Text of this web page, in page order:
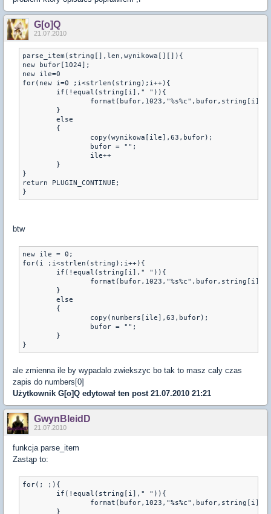
G[o]Q
21.07.2010
parse_item(string[],len,wynikowa[][]){
new bufor[1024];
new ile=0
for(new i=0 ;i<strlen(string);i++){
        if(!equal(string[i]," ")){
                format(bufor,1023,"%s%c",bufor,string[i]);
        }
        else
        {
                copy(wynikowa[ile],63,bufor);
                bufor = "";
                ile++
        }
}
return PLUGIN_CONTINUE;
}
btw
new ile = 0;
for(i ;i<strlen(string);i++){
        if(!equal(string[i]," ")){
                format(bufor,1023,"%s%c",bufor,string[i]);
        }
        else
        {
                copy(numbers[ile],63,bufor);
                bufor = "";
        }
}
ale zmienna ile by wypadalo zwiekszyc bo tak to masz caly czas
zapis do numbers[0]
Użytkownik G[o]Q edytował ten post 21.07.2010 21:21
GwynBleidD
21.07.2010
funkcja parse_item
Zastąp to:
for(; ;){
        if(!equal(string[i]," ")){
                format(bufor,1023,"%s%c",bufor,string[i]);
        }